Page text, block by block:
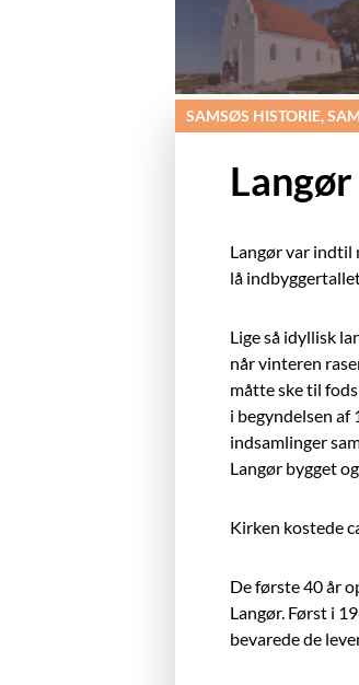
SAMSØS HISTORIE,
Langør var indtil
lå
Lige så idyllisk
når vinteren
måtte ske til
i begyndelsen
indsamlinger
Langør bygget
Kirken kostede
De første 40 år
Langør. Først i
bevarede de